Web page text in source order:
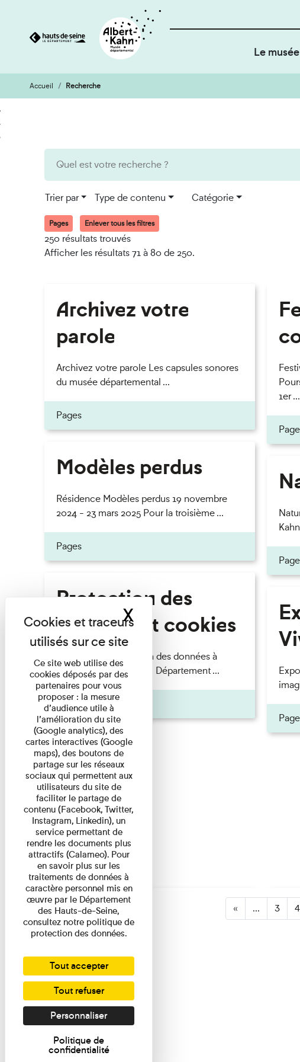
Aller
au
contenu
Aller
à
la
Le musée
Accueil Recherche
Trier par Type de contenu Catégorie
Pages Enlever tous les filtres
250 résultats trouvés
Afficher les résultats 71 à 80 de 250.
Archivez votre
parole
Archivez votre parole Les capsules sonores
du musée départemental ...
Pages
Modèles perdus
Résidence Modèles perdus 19 novembre
2024 - 23 mars 2025 Pour la troisième ...
Pages
Protection des
données et cookies
Politique de protection des données à
caractère personnel du Département ...
Pages
1er ...
« ... 3 4
Ce site web utilise des
cookies déposés par des
partenaires pour vous
proposer : la mesure
d’audience utile à
l’amélioration du site
(Google analytics), des
cartes interactives (Google
maps), des boutons de
partage sur les réseaux
sociaux qui permettent aux
utilisateurs du site de
faciliter le partage de
contenu (Facebook, Twitter,
Instagram, Linkedin), un
service permettant de
rendre les documents plus
attractifs (Calameo). Pour
en savoir plus sur les
traitements de données à
caractère personnel mis en
œuvre par le Département
des Hauts-de-Seine,
consultez notre politique de
protection des données.
Tout accepter
Tout refuser
Personnaliser
Politique de
confidentialité
XMasquer le bandeau